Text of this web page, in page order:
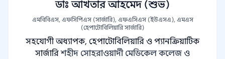
ডাঃ আখতার আহমেদ (শুভ)
এমবিবিএস, এফসিপিএস (সার্জারি), এফএসিএস (ইউএসএ), এমএস
(হেপাটোবিলিয়ারি সার্জারি)
সহযোগী অধ্যাপক, হেপাটোবিলিয়ারি ও প্যানক্রিয়াটিক
সার্জারি শহীদ সোহরাওয়ার্দী মেডিকেল কলেজ ও